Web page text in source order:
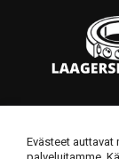
Evästeet auttavat